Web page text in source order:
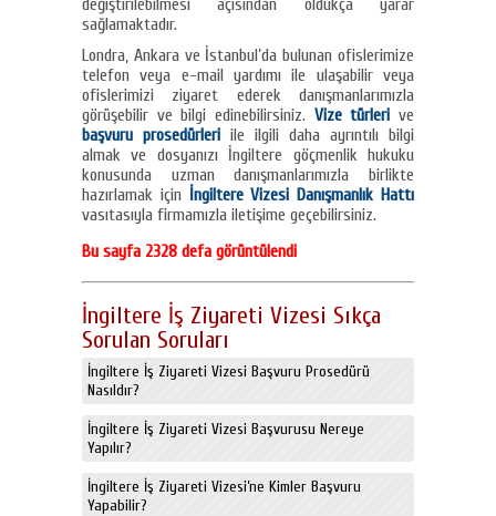
değiştirilebilmesi açısından oldukça yarar
sağlamaktadır.
Londra, Ankara ve İstanbul’da bulunan ofislerimize
telefon veya e-mail yardımı ile ulaşabilir veya
ofislerimizi ziyaret ederek danışmanlarımızla
görüşebilir ve bilgi edinebilirsiniz. Vize türleri ve
başvuru prosedürleri ile ilgili daha ayrıntılı bilgi
almak ve dosyanızı İngiltere göçmenlik hukuku
konusunda uzman danışmanlarımızla birlikte
hazırlamak için İngiltere Vizesi Danışmanlık Hattı
vasıtasıyla firmamızla iletişime geçebilirsiniz.
Bu sayfa 2328 defa görüntülendi
İngiltere İş Ziyareti Vizesi Sıkça
Sorulan Soruları
İngiltere İş Ziyareti Vizesi Başvuru Prosedürü
Nasıldır?
İngiltere İş Ziyareti Vizesi Başvurusu Nereye
Yapılır?
İngiltere İş Ziyareti Vizesi’ne Kimler Başvuru
Yapabilir?